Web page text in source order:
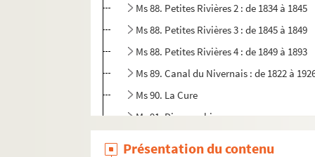
Ms 88. Petites Rivières 2 : de 1834 à 1845
Ms 88. Petites Rivières 3 : de 1845 à 1849
Ms 88. Petites Rivières 4 : de 1849 à 1893
Ms 89. Canal du Nivernais : de 1822 à
Ms 90. La Cure
Ms 91. Divers cahiers
Présentation du contenu